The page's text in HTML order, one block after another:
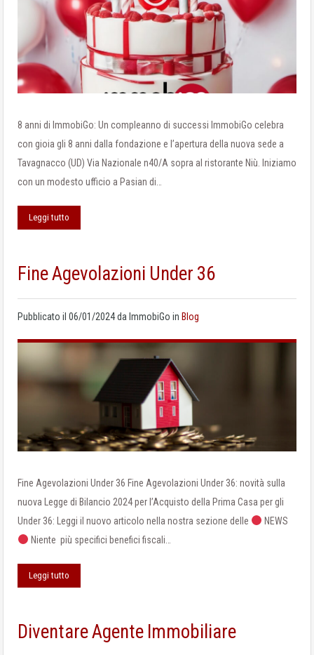
8 anni di ImmobiGo: Un compleanno di successi ImmobiGo celebra
con gioia gli 8 anni dalla fondazione e l’apertura della nuova sede a
Tavagnacco (UD) Via Nazionale n40/A sopra al ristorante Niù. Iniziamo
con un modesto ufficio a Pasian di…
Leggi tutto
Fine Agevolazioni Under 36
Pubblicato il 06/01/2024da ImmobiGo in Blog
Fine Agevolazioni Under 36 Fine Agevolazioni Under 36: novità sulla
nuova Legge di Bilancio 2024 per l’Acquisto della Prima Casa per gli
Under 36: Leggi il nuovo articolo nella nostra sezione delle
NEWS
Niente più specifici benefici fiscali…
Leggi tutto
Diventare Agente Immobiliare